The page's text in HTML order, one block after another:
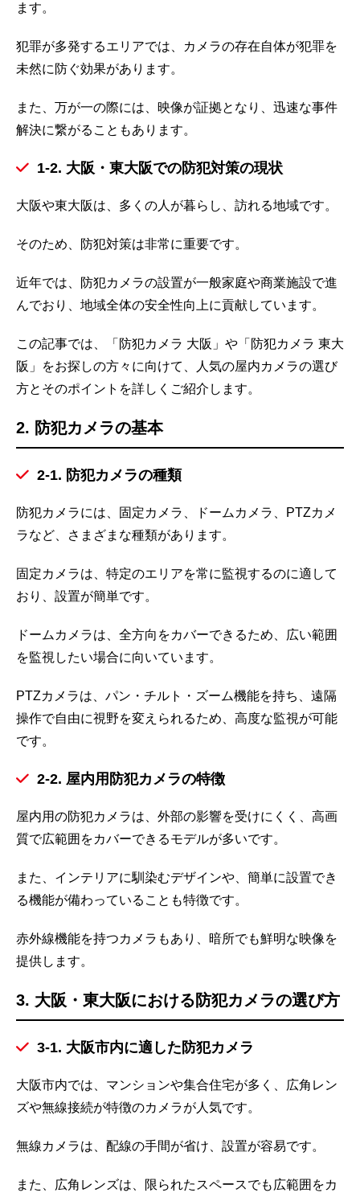
ます。
犯罪が多発するエリアでは、カメラの存在自体が犯罪を
未然に防ぐ効果があります。
また、万が一の際には、映像が証拠となり、迅速な事件
解決に繋がることもあります。
1-2. 大阪・東大阪での防犯対策の現状
大阪や東大阪は、多くの人が暮らし、訪れる地域です。
そのため、防犯対策は非常に重要です。
近年では、防犯カメラの設置が一般家庭や商業施設で進
んでおり、地域全体の安全性向上に貢献しています。
この記事では、「防犯カメラ 大阪」や「防犯カメラ 東大
阪」をお探しの方々に向けて、人気の屋内カメラの選び
方とそのポイントを詳しくご紹介します。
2. 防犯カメラの基本
2-1. 防犯カメラの種類
防犯カメラには、固定カメラ、ドームカメラ、PTZカメ
ラなど、さまざまな種類があります。
固定カメラは、特定のエリアを常に監視するのに適して
おり、設置が簡単です。
ドームカメラは、全方向をカバーできるため、広い範囲
を監視したい場合に向いています。
PTZカメラは、パン・チルト・ズーム機能を持ち、遠隔
操作で自由に視野を変えられるため、高度な監視が可能
です。
2-2. 屋内用防犯カメラの特徴
屋内用の防犯カメラは、外部の影響を受けにくく、高画
質で広範囲をカバーできるモデルが多いです。
また、インテリアに馴染むデザインや、簡単に設置でき
る機能が備わっていることも特徴です。
赤外線機能を持つカメラもあり、暗所でも鮮明な映像を
提供します。
3. 大阪・東大阪における防犯カメラの選び方
3-1. 大阪市内に適した防犯カメラ
大阪市内では、マンションや集合住宅が多く、広角レン
ズや無線接続が特徴のカメラが人気です。
無線カメラは、配線の手間が省け、設置が容易です。
また、広角レンズは、限られたスペースでも広範囲をカ